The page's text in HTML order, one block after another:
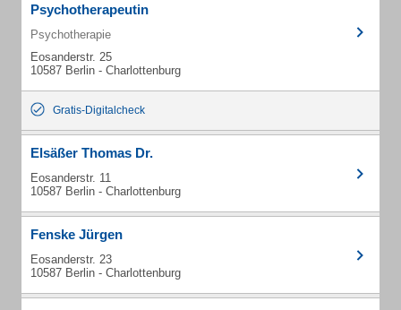
Psychotherapeutin
Psychotherapie
Eosanderstr. 25
10587 Berlin - Charlottenburg
Gratis-Digitalcheck
Elsäßer Thomas Dr.
Eosanderstr. 11
10587 Berlin - Charlottenburg
Fenske Jürgen
Eosanderstr. 23
10587 Berlin - Charlottenburg